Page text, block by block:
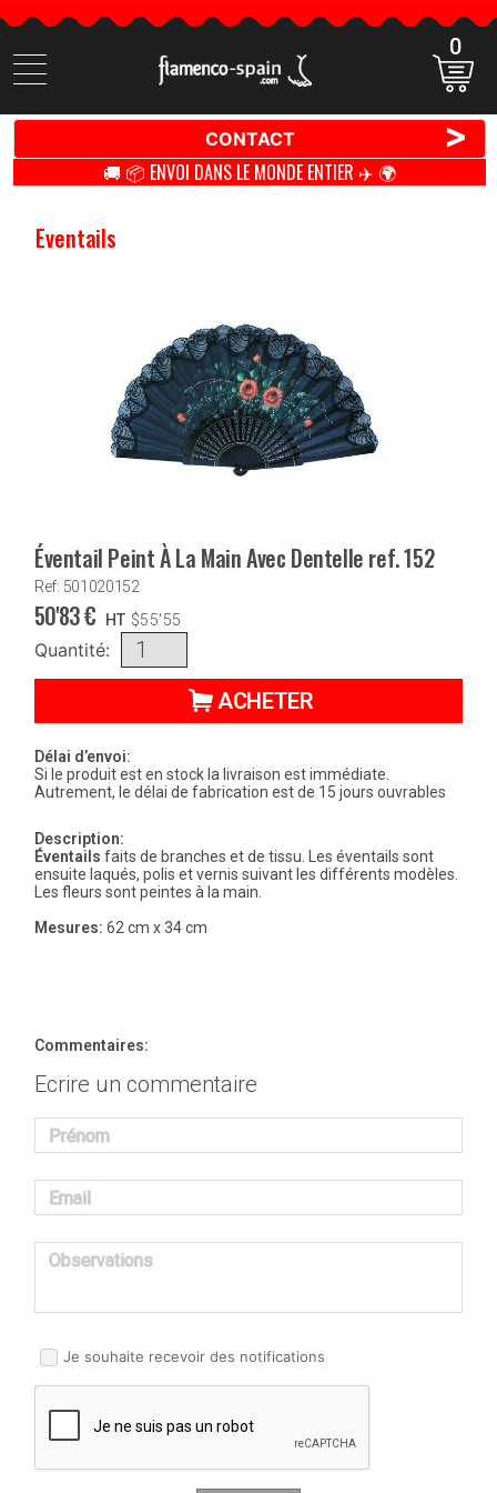
Cherchez
des
0
CONTACT >
🚚 📦 ENVOI DANS LE MONDE ENTIER ✈️ 🌍
Eventails
Éventail Peint À La Main Avec Dentelle ref. 152
Ref: 501020152
50'83€ HT $55'55
Quantité:
ACHETER
Délai d’envoi:
Si le produit est en stock la livraison est immédiate.
Autrement, le délai de fabrication est de 15 jours ouvrables
Description:
Éventails faits de branches et de tissu. Les éventails sont
ensuite laqués, polis et vernis suivant les différents modèles.
Les fleurs sont peintes à la main.
Mesures: 62 cm x 34 cm
Commentaires:
Ecrire un commentaire
Prénom
Email
Observations
Je souhaite recevoir des notifications